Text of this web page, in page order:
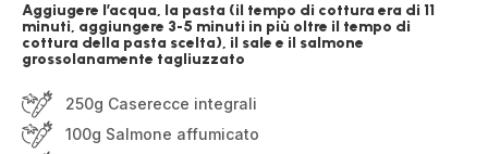
Aggiugere l’acqua, la pasta (il tempo di cottura era di 11
minuti, aggiungere 3-5 minuti in più oltre il tempo di
cottura della pasta scelta), il sale e il salmone
grossolanamente tagliuzzato
250g Caserecce integrali
100g Salmone affumicato